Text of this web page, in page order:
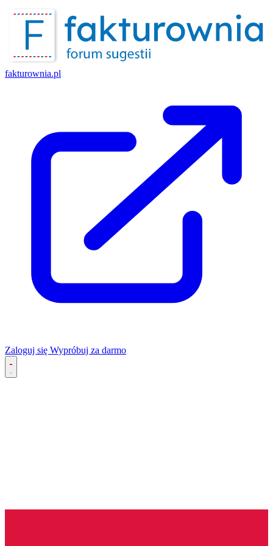
fakturownia.pl
Zaloguj się Wypróbuj za darmo